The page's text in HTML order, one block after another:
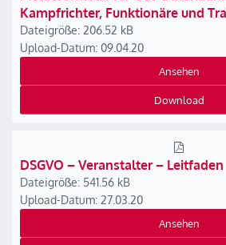
Kampfrichter, Funktionäre und
Dateigröße: 206.52 kB
Upload-Datum: 09.04.20
Ansehen
Download
DSGVO – Veranstalter – Leitfaden
Dateigröße: 541.56 kB
Upload-Datum: 27.03.20
Ansehen